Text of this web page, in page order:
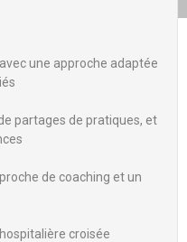
une approche adaptée
partages de pratiques, et
de coaching et un
croisée